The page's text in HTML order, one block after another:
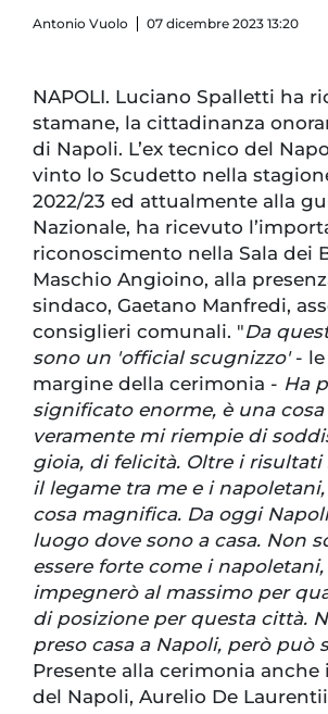
Antonio Vuolo 07 dicembre 2023 13:20
NAPOLI. Luciano Spalletti ha
stamane, la cittadinanza
di Napoli. L’ex tecnico del
vinto lo Scudetto nella
2022/23 ed attualmente alla
Nazionale, ha ricevuto
riconoscimento nella Sala dei
Maschio Angioino, alla
sindaco, Gaetano Manfredi,
consiglieri comunali. "Da
sono un 'official scugnizzo' -
margine della cerimonia - Ha
significato enorme, è una cosa
veramente mi riempie di
gioia, di felicità. Oltre i
il legame tra me e i
cosa magnifica. Da oggi
luogo dove sono a casa. Non
essere forte come i
impegnerò al massimo per
di posizione per questa città.
preso casa a Napoli, però può
Presente alla cerimonia
del Napoli, Aurelio De